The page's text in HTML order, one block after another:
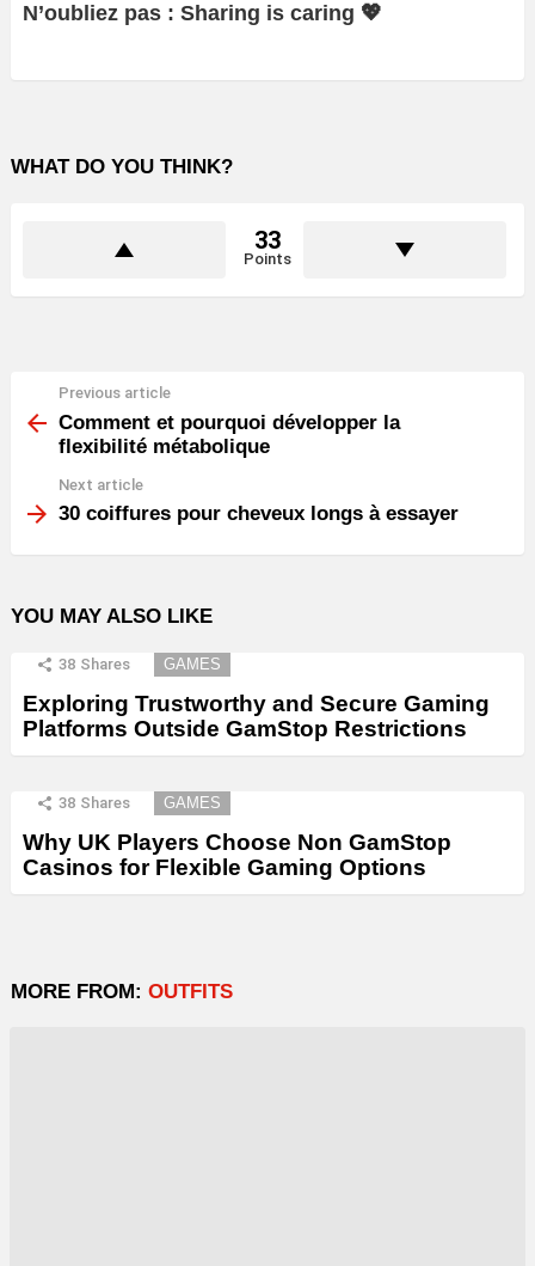
N’oubliez pas : Sharing is caring 💖
WHAT DO YOU THINK?
33
Points
more
Previous article
Comment et pourquoi développer la
flexibilité métabolique
Next article
30 coiffures pour cheveux longs à essayer
YOU MAY ALSO LIKE
38 Shares GAMES
Exploring Trustworthy and Secure Gaming
Platforms Outside GamStop Restrictions
38 Shares GAMES
Why UK Players Choose Non GamStop
Casinos for Flexible Gaming Options
MORE FROM: OUTFITS